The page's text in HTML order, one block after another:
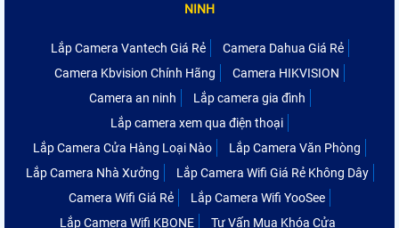
NINH
Lắp Camera Vantech Giá Rẻ
Camera Dahua Giá Rẻ
Camera Kbvision Chính Hãng
Camera HIKVISION
Camera an ninh
Lắp camera gia đình
Lắp camera xem qua điện thoại
Lắp Camera Cửa Hàng Loại Nào
Lắp Camera Văn Phòng
Lắp Camera Nhà Xưởng
Lắp Camera Wifi Giá Rẻ Không Dây
Camera Wifi Giá Rẻ
Lắp Camera Wifi YooSee
Lắp Camera Wifi KBONE
Tư Vấn Mua Khóa Cửa